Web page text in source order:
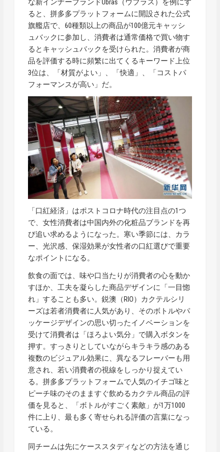
ると、拼多多プラットフォームに開設された公式
旗艦店で、60種類以上の商品が100億元キャッシ
ュバックに参加し、消費者は通常価格で買い物す
るとキャッシュバックを受けられた。消費者が商
品を評価する時に頻繁に出てくるキーワード上位
3位は、「材質がよい」、「快適」、「コストパ
フォーマンスが高い」だ。
「口紅経済」はポストコロナ時代の注目点の1つ
で、女性消費者は中国内外の化粧品ブランドを再
び追い求めるようになった。寒い季節には、カラ
ー、光沢感、保湿効果が女性者の口紅選びで重要
なポイントになる。
飲食の面では、味や口当たりが消費者の心を動か
すほか、工夫を凝らした商品デザインに「一目惚
れ」することも多い。鋭澳（RIO）カクテルシリ
ーズは若者消費者に人気があり、そのボトルやパ
ッケージデザインの思い切ったイノベーションを
受けて消費者は「ほろよい気分」で購入ボタンを
押す。すっきりとしていながらキラキラ感のある
複数のビジュアル効果に、異なるフレーバーも用
意され、若い消費者の視線をしっかり捉えてい
る。拼多多プラットフォームで人気のイチゴ味と
ピーチ味のそのまますぐ飲めるカクテル商品の評
価を見ると、「ボトルがすごく素敵」が1万1000
件に上り、最も多く寄せられる評価の言葉になっ
ている。
同チームは先にケーススタディなどの方法を通じ